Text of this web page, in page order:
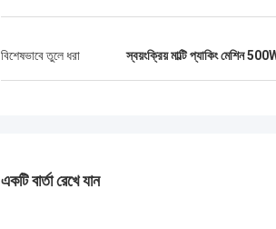
জনাব আইজ্যাক আসারে
বিশেষভাবে তুলে ধরা স্বয়ংক্রিয় মাল্টি প্যাকিং মেশিন
একটি বার্তা রেখে যান